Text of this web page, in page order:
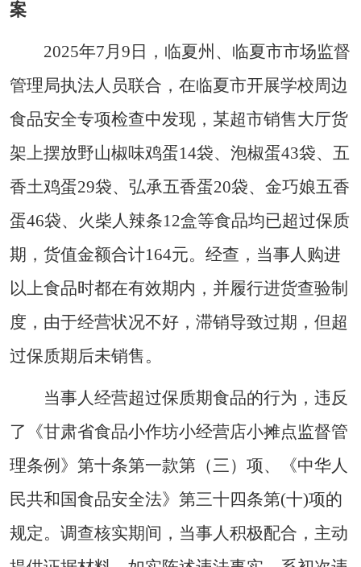
案
2025年7月9日，临夏州、临夏市市场监督
管理局执法人员联合，在临夏市开展学校周边
食品安全专项检查中发现，某超市销售大厅货
架上摆放野山椒味鸡蛋14袋、泡椒蛋43袋、五
香土鸡蛋29袋、弘承五香蛋20袋、金巧娘五香
蛋46袋、火柴人辣条12盒等食品均已超过保质
期，货值金额合计164元。经查，当事人购进
以上食品时都在有效期内，并履行进货查验制
度，由于经营状况不好，滞销导致过期，但超
过保质期后未销售。
当事人经营超过保质期食品的行为，违反
了《甘肃省食品小作坊小经营店小摊点监督管
理条例》第十条第一款第（三）项、《中华人
民共和国食品安全法》第三十四条第(十)项的
规定。调查核实期间，当事人积极配合，主动